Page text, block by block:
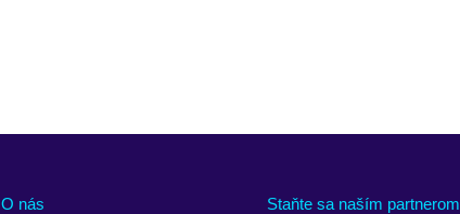
O nás Staňte sa naším partnerom